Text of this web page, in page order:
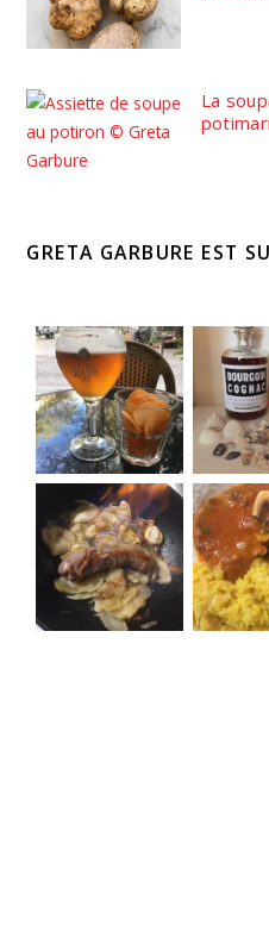
La
GRETA GARBURE EST